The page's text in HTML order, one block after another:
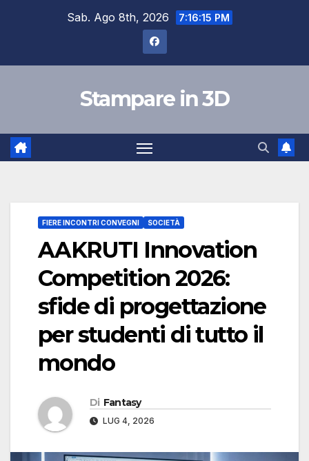
Sab. Ago 8th, 2026 7:16:16 PM
Stampare in 3D
FIERE INCONTRI CONVEGNI SOCIETÀ
AAKRUTI Innovation
Competition 2026:
sfide di progettazione
per studenti di tutto il
mondo
Di Fantasy
LUG 4, 2026